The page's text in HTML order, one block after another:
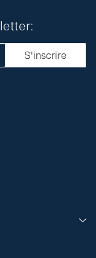
S'inscrire